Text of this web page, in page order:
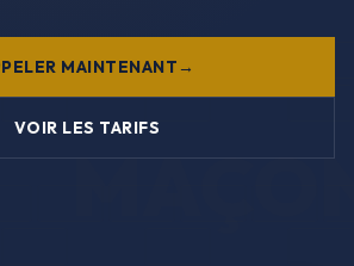
MAINTENANT
VOIR LES TARIFS